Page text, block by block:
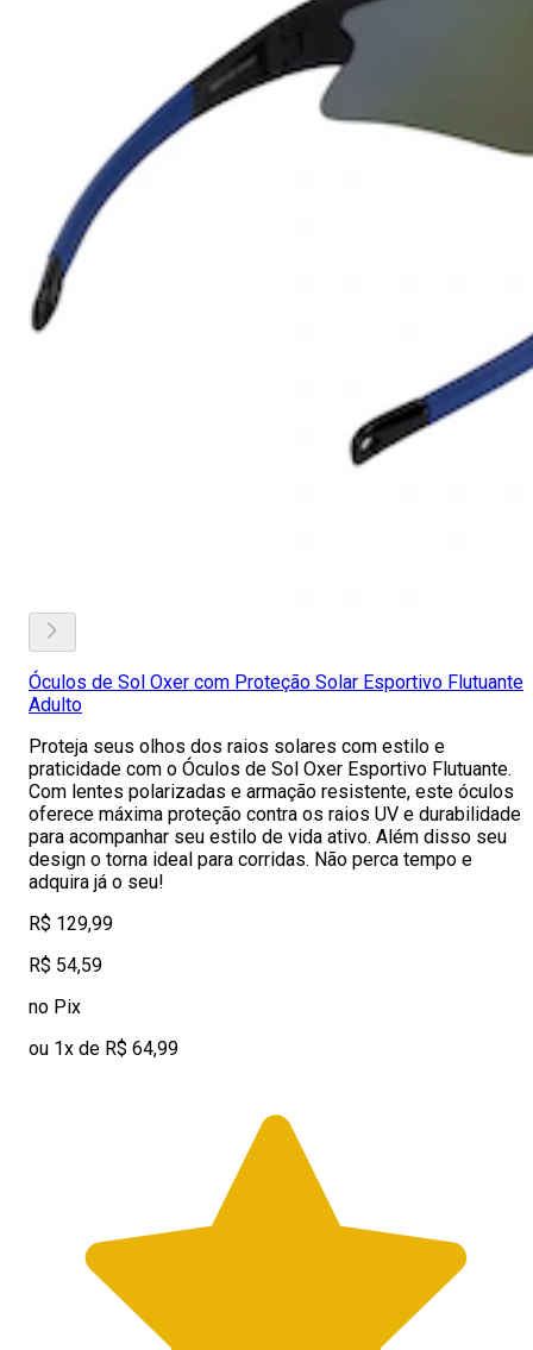
Óculos de Sol Oxer com Proteção Solar Esportivo Flutuante
Adulto
Proteja seus olhos dos raios solares com estilo e
praticidade com o Óculos de Sol Oxer Esportivo Flutuante.
Com lentes polarizadas e armação resistente, este óculos
oferece máxima proteção contra os raios UV e durabilidade
para acompanhar seu estilo de vida ativo. Além disso seu
design o torna ideal para corridas. Não perca tempo e
adquira já o seu!
R$ 129,99
R$ 54,59
no Pix
ou 1x de R$ 64,99